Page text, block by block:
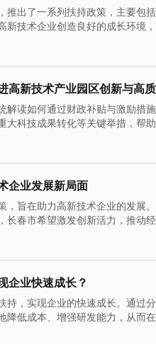
推出了一系列扶持政策，主要包
新技术企业创造良好的成长环境
高新技术产业园区创新与高
解读如何通过财政补贴与激励措
大科技成果转化等关键举措，帮
企业发展新局面
，旨在助力高新技术企业的发展
长春市希望激发创新活力，推动
企业快速成长？
持，实现企业的快速成长。通过
降低成本、增强研发能力，从而